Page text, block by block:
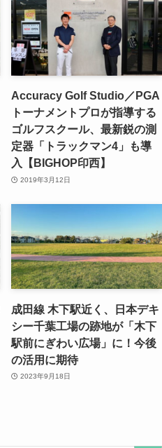
Accuracy Golf Studio／PGA
トーナメントプロが指導する
ゴルフスクール、最新鋭の測
定器「トラックマン4」も導
入【BIGHOP印西】
2019年3月12日
成田線 木下駅近く、日本デキ
シー千葉工場の跡地が「木下
駅前にぎわい広場」に！今後
の活用に期待
2023年9月18日